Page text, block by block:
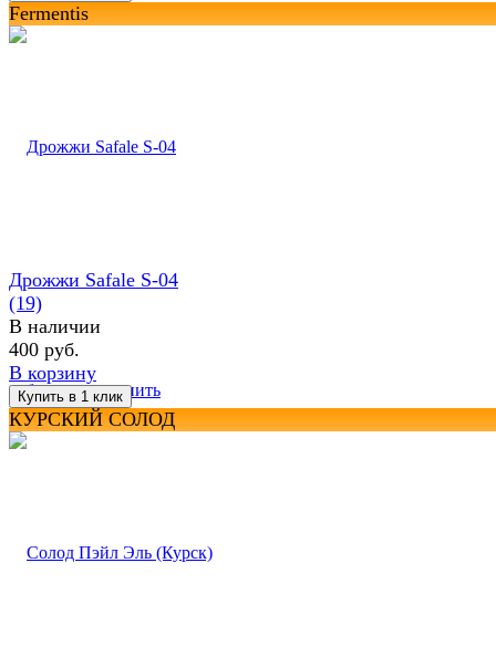
Fermentis
избранное сравнить
Дрожжи Safale S-04
(19)
В наличии
400 руб.
В корзину
КУРСКИЙ СОЛОД